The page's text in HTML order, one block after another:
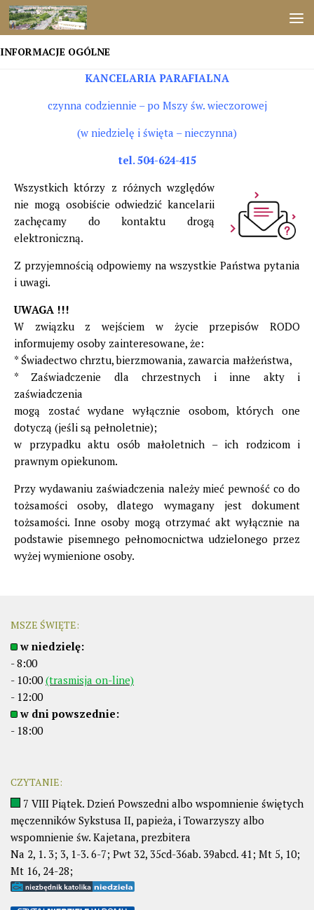
Przejdź do treści
INFORMACJE OGÓLNE
KANCELARIA PARAFIALNA
czynna codziennie – po Mszy św. wieczorowej
(w niedzielę i święta – nieczynna)
tel. 504-624-415
Wszystkich którzy z różnych względów
nie mogą osobiście odwiedzić kancelarii
zachęcamy do kontaktu drogą
elektroniczną.
Z przyjemnością odpowiemy na wszystkie Państwa pytania
i uwagi.
UWAGA !!!
W związku z wejściem w życie przepisów RODO
informujemy osoby zainteresowane, że:
* Świadectwo chrztu, bierzmowania, zawarcia małżeństwa,
* Zaświadczenie dla chrzestnych i inne akty i
zaświadczenia
mogą zostać wydane wyłącznie osobom, których one
dotyczą (jeśli są pełnoletnie);
w przypadku aktu osób małoletnich – ich rodzicom i
prawnym opiekunom.
Przy wydawaniu zaświadczenia należy mieć pewność co do
tożsamości osoby, dlatego wymagany jest dokument
tożsamości. Inne osoby mogą otrzymać akt wyłącznie na
podstawie pisemnego pełnomocnictwa udzielonego przez
wyżej wymienione osoby.
MSZE ŚWIĘTE:
w niedzielę:
- 8:00
- 10:00(trasmisja on-line)
- 12:00
w dni powszednie:
- 18:00
CZYTANIE:
7 VIII Piątek. Dzień Powszedni albo wspomnienie świętych
męczenników Sykstusa II, papieża, i Towarzyszy albo
wspomnienie św. Kajetana, prezbitera
Na 2, 1. 3; 3, 1-3. 6-7; Pwt 32, 35cd-36ab. 39abcd. 41; Mt 5, 10;
Mt 16, 24-28;